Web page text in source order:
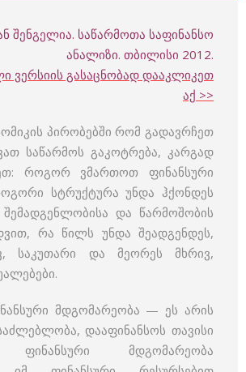
შენგელია. საწარმოთა საფინანსო
ანალიზი. თბილისი 2012.
ვერსიის გასაცნობად დააკლიკეთ
აქ >>
პირობებში რომ გადავრჩეთ
საწარმოს გაკოტრება, კარგად
როგორ ვმართოთ ფინანსური
სტრუქტურა უნდა ჰქონდეს
და წარმოშობის
რა წილს უნდა შეადგენდეს,
საკუთარი და მეორეს მხრივ,
მდგომარეობა — ეს არის
დააფინანსოს თავისი
ფინანსური მდგომარეობა